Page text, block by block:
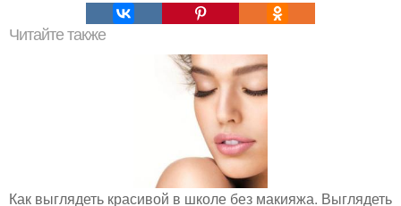
Читайте также
Как выглядеть красивой в школе без макияжа. Выглядеть